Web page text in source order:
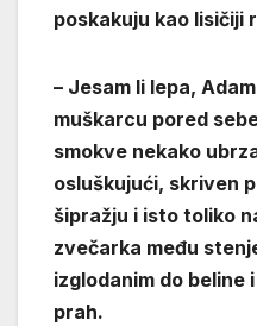
poskakuju kao lisičiji
– Jesam li lepa,
muškarcu pored
smokve nekako
osluškujući, skriven
šipražju i isto toliko
zvečarka među
izglodanim do beline
prah.